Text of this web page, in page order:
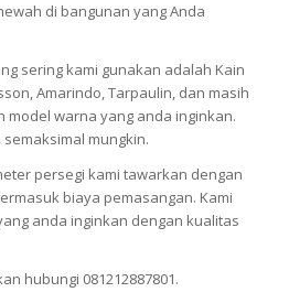
di bangunan yang Anda
sering kami gunakan adalah Kain
Amarindo, Tarpaulin, dan masih
model warna yang anda inginkan.
mungkin.
persegi kami tawarkan dengan
biaya pemasangan. Kami
anda inginkan dengan kualitas
hubungi 081212887801.